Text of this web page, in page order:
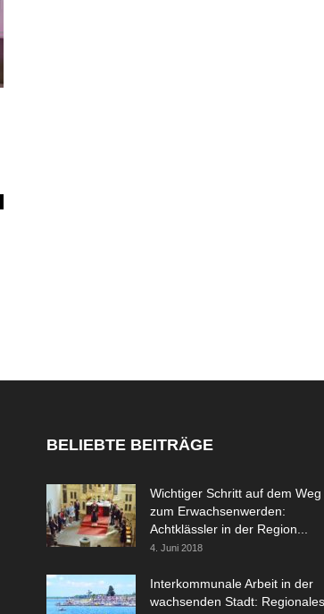
BELIEBTE BEITRÄGE
Wichtiger Schritt auf dem Weg
zum Erwachsenwerden:
Achtklässler in der Region...
4. Juni 2018
Interkommunale Arbeit in der
wachsenden Stadt: Regionales